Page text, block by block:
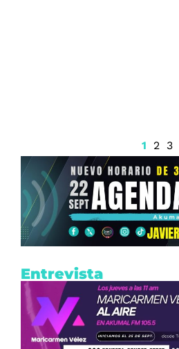
1 2 3
Entrevista